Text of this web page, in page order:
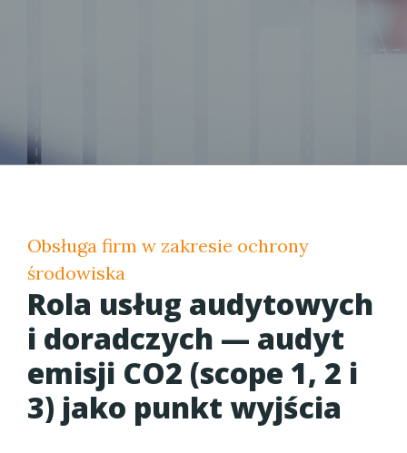
Obsługa firm w zakresie ochrony
środowiska
Rola usług audytowych
i doradczych — audyt
emisji CO2 (scope 1, 2 i
3) jako punkt wyjścia